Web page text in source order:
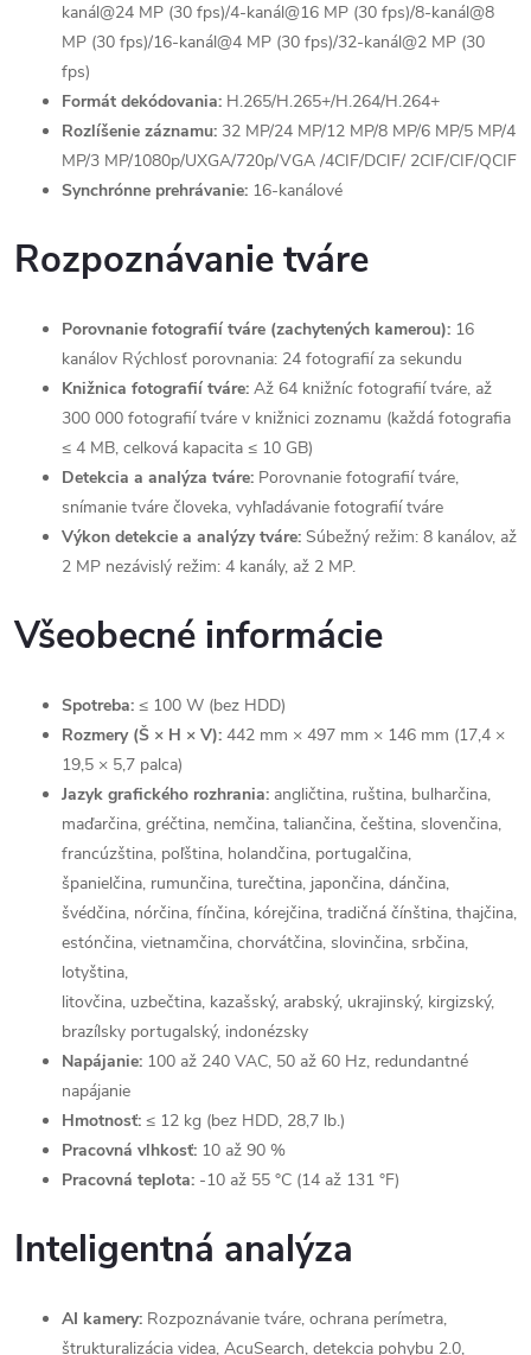
kanál@24 MP (30 fps)/4-kanál@16 MP (30 fps)/8-kanál@8
MP (30 fps)/16-kanál@4 MP (30 fps)/32-kanál@2 MP (30
fps)
Formát dekódovania: H.265/H.265+/H.264/H.264+
Rozlíšenie záznamu: 32 MP/24 MP/12 MP/8 MP/6 MP/5 MP/4
MP/3 MP/1080p/UXGA/720p/VGA /4CIF/DCIF/ 2CIF/CIF/QCIF
Synchrónne prehrávanie: 16-kanálové
Rozpoznávanie tváre
Porovnanie fotografií tváre (zachytených kamerou): 16
kanálov Rýchlosť porovnania: 24 fotografií za sekundu
Knižnica fotografií tváre: Až 64 knižníc fotografií tváre, až
300 000 fotografií tváre v knižnici zoznamu (každá fotografia
≤ 4 MB, celková kapacita ≤ 10 GB)
Detekcia a analýza tváre: Porovnanie fotografií tváre,
snímanie tváre človeka, vyhľadávanie fotografií tváre
Výkon detekcie a analýzy tváre: Súbežný režim: 8 kanálov, až
2 MP nezávislý režim: 4 kanály, až 2 MP.
Všeobecné informácie
Spotreba: ≤ 100 W (bez HDD)
Rozmery (Š × H × V): 442 mm × 497 mm × 146 mm (17,4 ×
19,5 × 5,7 palca)
Jazyk grafického rozhrania: angličtina, ruština, bulharčina,
maďarčina, gréčtina, nemčina, taliančina, čeština, slovenčina,
francúzština, poľština, holandčina, portugalčina,
španielčina, rumunčina, turečtina, japončina, dánčina,
švédčina, nórčina, fínčina, kórejčina, tradičná čínština, thajčina,
estónčina, vietnamčina, chorvátčina, slovinčina, srbčina,
lotyština,
litovčina, uzbečtina, kazašský, arabský, ukrajinský, kirgizský,
brazílsky portugalský, indonézsky
Napájanie: 100 až 240 VAC, 50 až 60 Hz, redundantné
napájanie
Hmotnosť: ≤ 12 kg (bez HDD, 28,7 lb.)
Pracovná vlhkosť: 10 až 90 %
Pracovná teplota: -10 až 55 °C (14 až 131 °F)
Inteligentná analýza
AI kamery: Rozpoznávanie tváre, ochrana perímetra,
štrukturalizácia videa, AcuSearch, detekcia pohybu 2.0,